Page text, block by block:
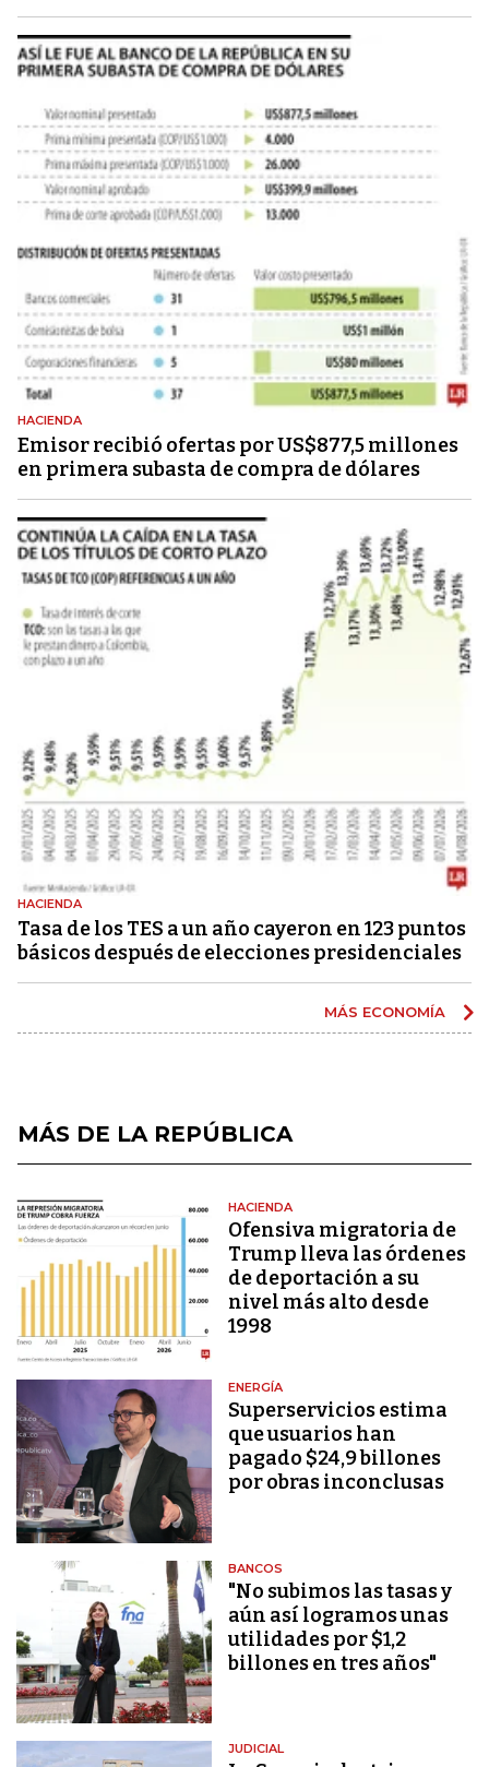
HACIENDA
Emisor recibió ofertas por US$877,5 millones
en primera subasta de compra de dólares
HACIENDA
Tasa de los TES a un año cayeron en 123 puntos
básicos después de elecciones presidenciales
MÁS ECONOMÍA
MÁS DE LA REPÚBLICA
HACIENDA
Ofensiva migratoria de
Trump lleva las órdenes
de deportación a su
nivel más alto desde
1998
ENERGÍA
Superservicios estima
que usuarios han
pagado $24,9 billones
por obras inconclusas
BANCOS
"No subimos las tasas y
aún así logramos unas
utilidades por $1,2
billones en tres años"
JUDICIAL